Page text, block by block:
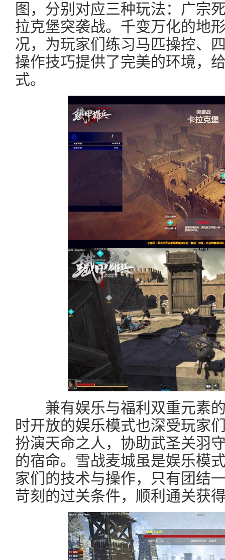
图，分别对应三种玩法：广宗
拉克堡突袭战。千变万化的地
况，为玩家们练习马匹操控、
操作技巧提供了完美的环境，
式。
兼有娱乐与福利双重元素的
时开放的娱乐模式也深受玩家
扮演天命之人，协助武圣关羽
的宿命。雪战麦城虽是娱乐模
家们的技术与操作，只有团结
苛刻的过关条件，顺利通关获